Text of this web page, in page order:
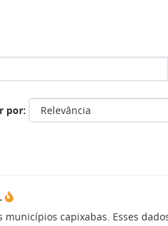
por
municípios capixabas. Esses